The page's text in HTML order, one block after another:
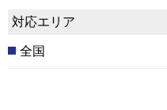
対応エリア
全国